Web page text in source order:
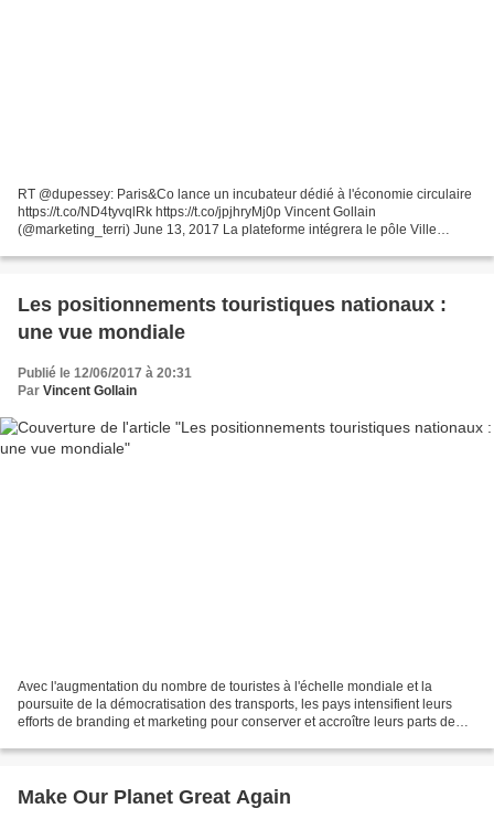
RT @dupessey: Paris&Co lance un incubateur dédié à l'économie circulaire
https://t.co/ND4tyvqlRk https://t.co/jpjhryMj0p Vincent Gollain
(@marketing_terri) June 13, 2017 La plateforme intégrera le pôle Ville
Les positionnements touristiques nationaux :
une vue mondiale
Publié le 12/06/2017 à 20:31
Par Vincent Gollain
Avec l'augmentation du nombre de touristes à l'échelle mondiale et la
poursuite de la démocratisation des transports, les pays intensifient leurs
efforts de branding et marketing pour conserver et accroître leurs parts de
Make Our Planet Great Again